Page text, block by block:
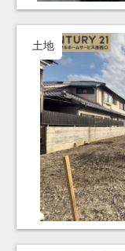
土地